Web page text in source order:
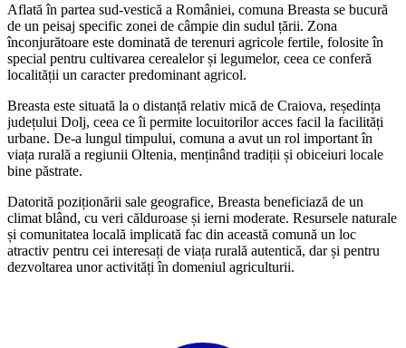
Aflată în partea sud-vestică a României, comuna Breasta se bucură
de un peisaj specific zonei de câmpie din sudul țării. Zona
înconjurătoare este dominată de terenuri agricole fertile, folosite în
special pentru cultivarea cerealelor și legumelor, ceea ce conferă
localității un caracter predominant agricol.
Breasta este situată la o distanță relativ mică de Craiova, reședința
județului Dolj, ceea ce îi permite locuitorilor acces facil la facilități
urbane. De-a lungul timpului, comuna a avut un rol important în
viața rurală a regiunii Oltenia, menținând tradiții și obiceiuri locale
bine păstrate.
Datorită poziționării sale geografice, Breasta beneficiază de un
climat blând, cu veri călduroase și ierni moderate. Resursele naturale
și comunitatea locală implicată fac din această comună un loc
atractiv pentru cei interesați de viața rurală autentică, dar și pentru
dezvoltarea unor activități în domeniul agriculturii.